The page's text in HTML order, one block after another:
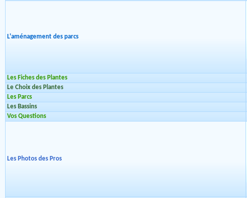
L'aménagement des parcs
Les Fiches des Plantes
Le Choix des Plantes
Les Parcs
Les Bassins
Vos Questions
Les Photos des Pros